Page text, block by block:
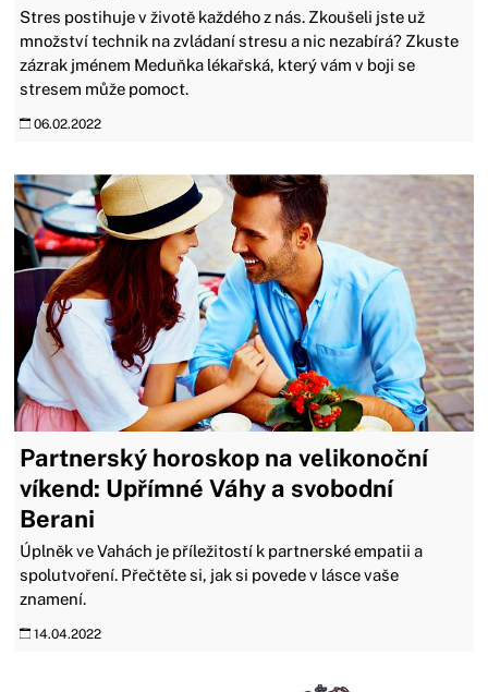
Stres postihuje v životě každého z nás. Zkoušeli jste už
množství technik na zvládaní stresu a nic nezabírá? Zkuste
zázrak jménem Meduňka lékařská, který vám v boji se
stresem může pomoct.
06.02.2022
Partnerský horoskop na velikonoční
víkend: Upřímné Váhy a svobodní
Berani
Úplněk ve Vahách je příležitostí k partnerské empatii a
spolutvoření. Přečtěte si, jak si povede v lásce vaše
znamení.
14.04.2022